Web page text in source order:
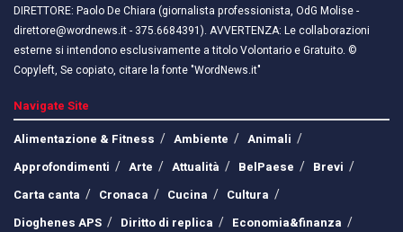
DIRETTORE: Paolo De Chiara (giornalista professionista, OdG Molise -
direttore@wordnews.it - ​​375.6684391). AVVERTENZA: Le collaborazioni
esterne si intendono esclusivamente a titolo Volontario e Gratuito. ©
Copyleft, Se copiato, citare la fonte "WordNews.it"
Navigate Site
Alimentazione & Fitness
Ambiente
Animali
Approfondimenti
Arte Attualità BelPaese
Brevi
Carta canta
Cronaca Cucina
Cultura
Dioghenes APS
Diritto di replica
Economia&finanza